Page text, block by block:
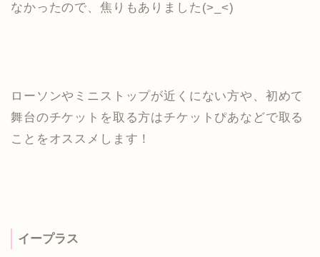
なかったので、焦りもありました(>_<)
ローソンやミニストップが近くにない方や、初めて
舞台のチケットを取る方はチケットぴあなどで取る
ことをオススメします！
イープラス